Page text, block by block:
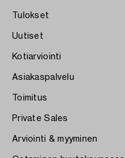
Tulokset
Uutiset
Kotiarviointi
Asiakaspalvelu
Toimitus
Private Sales
Arviointi & myyminen